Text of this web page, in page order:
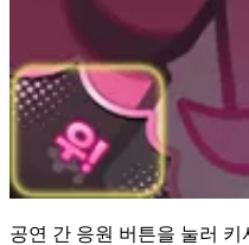
공연 간 응원 버튼을 눌러